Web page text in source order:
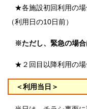
★各施設初回利用の場
（利用日の10日前）
※ただし、緊急の場合
★２回目以降利用の場
＜利用当日＞